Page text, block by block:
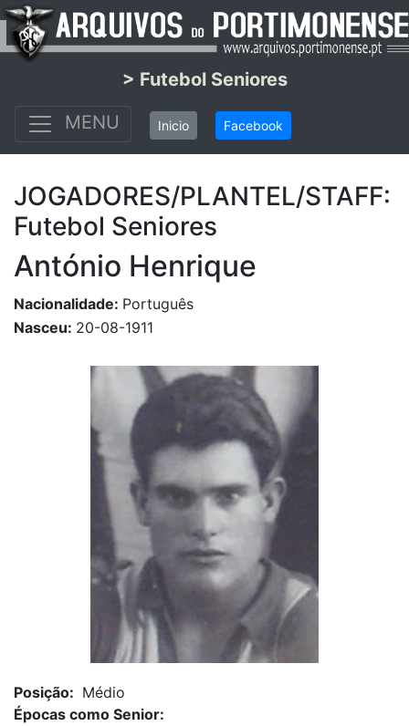
> Futebol Seniores
MENU
Inicio Facebook
JOGADORES/PLANTEL/STAFF:
Futebol Seniores
António Henrique
Nacionalidade: Português
Nasceu: 20-08-1911
Posição: Médio
Épocas como Senior: